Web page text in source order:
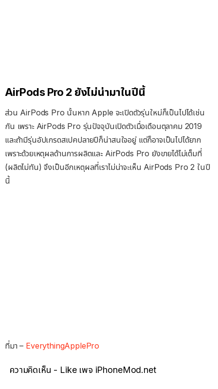
AirPods Pro 2 ยังไม่น่ามาในปีนี้
ส่วน AirPods Pro นั้นหาก Apple จะเปิดตัวรุ่นใหม่ก็เป็นไปได้เช่น
กัน เพราะ AirPods Pro รุ่นปัจจุบันเปิดตัวเมื่อเดือนตุลาคม 2019
และถ้ามีรุ่นอัปเกรดสเปคปลายปีก็น่าสนใจอยู่ แต่ก็อาจเป็นไปได้ยาก
เพราะด้วยเหตุผลด้านการผลิตและ AirPods Pro ยังขายได้ไม่เต็มที่
(ผลิตไม่ทัน) จึงเป็นอีกเหตุผลที่เราไม่น่าจะเห็น AirPods Pro 2 ในปี
นี้
ที่มา – EverythingApplePro
ความคิดเห็น - Like เพจ iPhoneMod.net